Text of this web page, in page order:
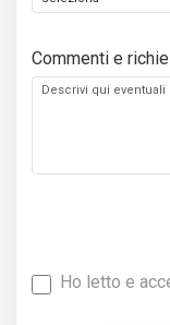
Commenti e
Ho letto e